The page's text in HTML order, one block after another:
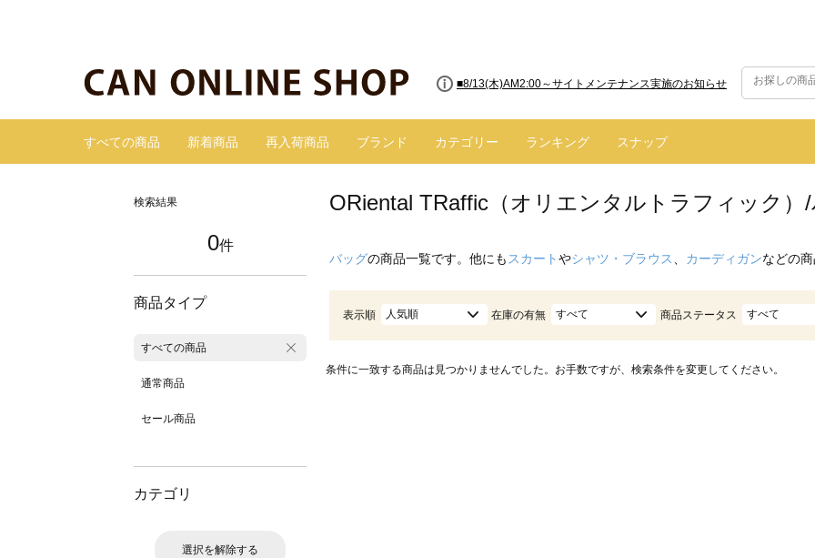
■8/13(木)AM2:00～サイトメンテナンス実施のお知らせ
すべての商品 新着商品 再入荷商品 ブランド カテゴリー ランキング スナップ
検索結果
0件
商品タイプ
すべての商品
通常商品
セール商品
カテゴリ
選択を解除する
ORiental TRaffic（オリエンタルトラフィック）/
バッグの商品一覧です。他にも スカートやシャツ・ブラウス カーディガンなどの
表示順 人気順 在庫の有無 すべて 商品ステータス すべて
条件に一致する商品は見つかりませんでした。お手数ですが、検索条件を変更してください。